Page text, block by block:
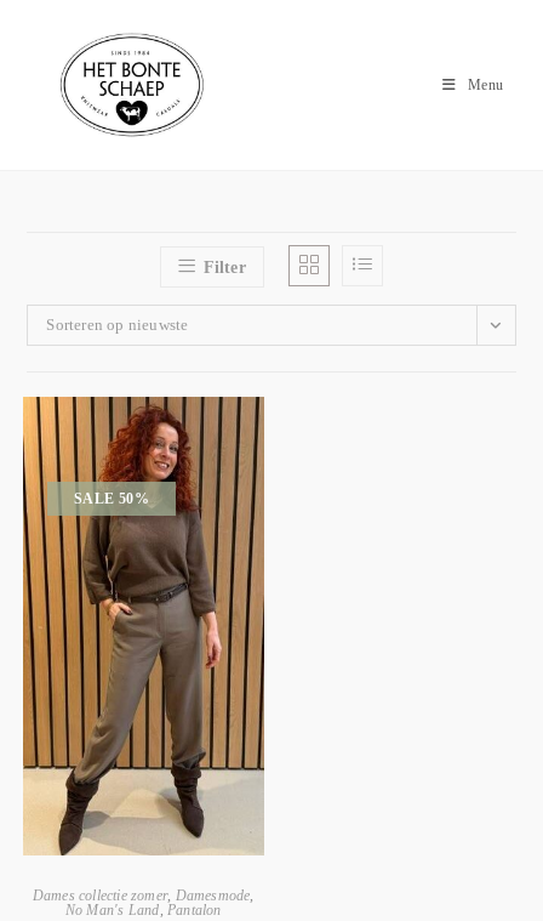
Menu
Filter
Sorteren op nieuwste
SALE 50%
Dames collectie zomer, Damesmode,
No Man's Land, Pantalon